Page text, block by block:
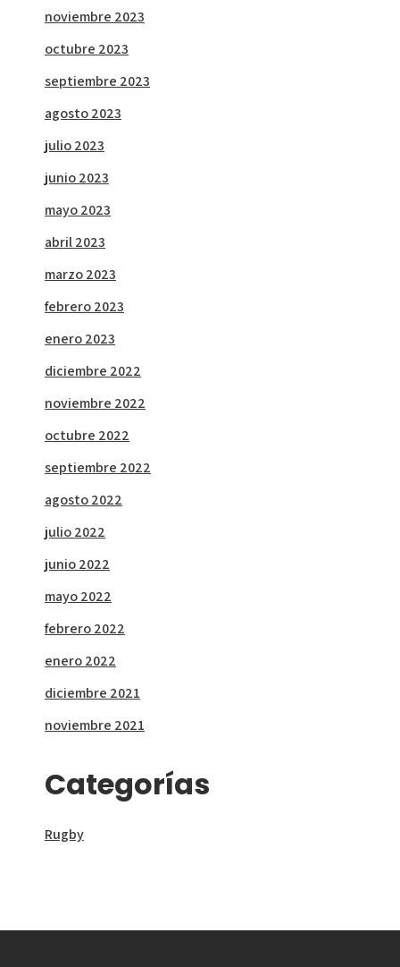
noviembre 2023
octubre 2023
septiembre 2023
agosto 2023
julio 2023
junio 2023
mayo 2023
abril 2023
marzo 2023
febrero 2023
enero 2023
diciembre 2022
noviembre 2022
octubre 2022
septiembre 2022
agosto 2022
julio 2022
junio 2022
mayo 2022
febrero 2022
enero 2022
diciembre 2021
noviembre 2021
Categorías
Rugby